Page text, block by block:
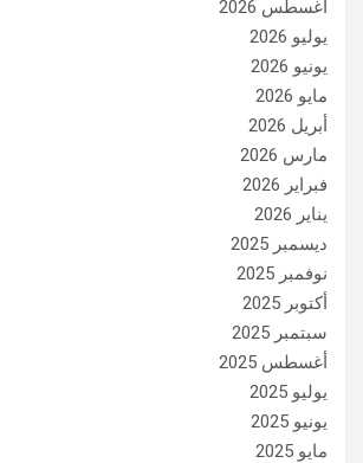
أغسطس 2026
يوليو 2026
يونيو 2026
مايو 2026
أبريل 2026
مارس 2026
فبراير 2026
يناير 2026
ديسمبر 2025
نوفمبر 2025
أكتوبر 2025
سبتمبر 2025
أغسطس 2025
يوليو 2025
يونيو 2025
مايو 2025